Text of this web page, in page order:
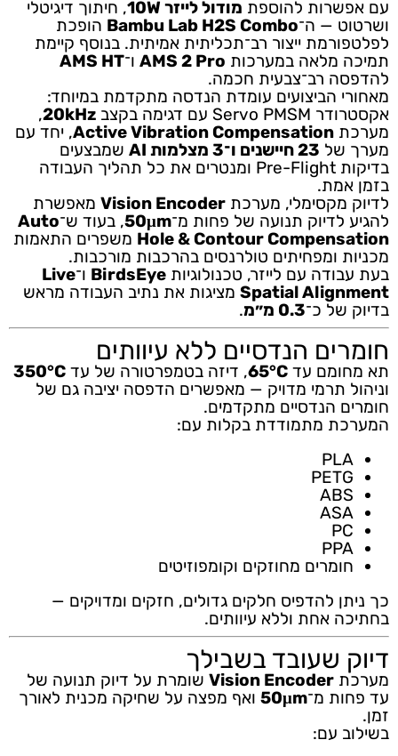
עם אפשרות להוספת מודול לייזר 10W
, חיתוך דיגיטלי
ושרטוט — ה־Bambu Lab H2S Combo הופכת
לפלטפורמת ייצור רב־תכליתית אמיתית. בנוסף קיימת
תמיכה מלאה במערכות AMS 2 Pro ו־AMS HT
להדפסה רב־צבעית חכמה.
מאחורי הביצועים עומדת הנדסה מתקדמת במיוחד:
אקסטרודר Servo PMSM עם דגימה בקצב
20kHz
,
מערכת Active Vibration Compensation, יחד עם
מערך של 23 חיישנים ו־3 מצלמות AI
שמבצעים
בדיקות Pre-Flight ומנטרים את כל תהליך העבודה
בזמן אמת.
לדיוק מקסימלי, מערכת Vision Encoder מאפשרת
להגיע לדיוק תנועה של פחות מ־50μm, בעוד ש־Auto
Hole & Contour Compensation משפרים התאמות
מכניות ומפחיתים טולרנסים בהרכבות מורכבות.
בעת עבודה עם לייזר, טכנולוגיות BirdsEye ו־Live
Spatial Alignment מציגות את נתיב העבודה מראש
בדיוק של כ־0.3 מ״מ .
חומרים הנדסיים ללא עיוותים
תא מחומם עד 65°C, דיזה בטמפרטורה של עד 350°C
וניהול תרמי מדויק — מאפשרים הדפסה יציבה גם של
חומרים הנדסיים מתקדמים.
המערכת מתמודדת בקלות עם:
PLA
PETG
ABS
ASA
PC
PPA
חומרים מחוזקים וקומפוזיטים
כך ניתן להדפיס חלקים גדולים, חזקים ומדויקים —
בחתיכה אחת וללא עיוותים.
דיוק שעובד בשבילך
מערכת Vision Encoder שומרת על דיוק תנועה של
עד פחות מ־50μm ואף מפצה על שחיקה מכנית לאורך
זמן.
בשילוב עם: